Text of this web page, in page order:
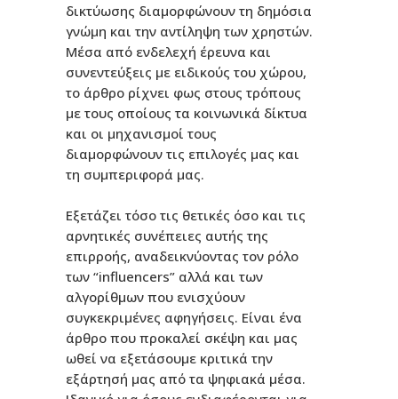
δικτύωσης διαμορφώνουν τη δημόσια
γνώμη και την αντίληψη των χρηστών.
Μέσα από ενδελεχή έρευνα και
συνεντεύξεις με ειδικούς του χώρου,
το άρθρο ρίχνει φως στους τρόπους
με τους οποίους τα κοινωνικά δίκτυα
και οι μηχανισμοί τους
διαμορφώνουν τις επιλογές μας και
τη συμπεριφορά μας.
Εξετάζει τόσο τις θετικές όσο και τις
αρνητικές συνέπειες αυτής της
επιρροής, αναδεικνύοντας τον ρόλο
των “influencers” αλλά και των
αλγορίθμων που ενισχύουν
συγκεκριμένες αφηγήσεις. Είναι ένα
άρθρο που προκαλεί σκέψη και μας
ωθεί να εξετάσουμε κριτικά την
εξάρτησή μας από τα ψηφιακά μέσα.